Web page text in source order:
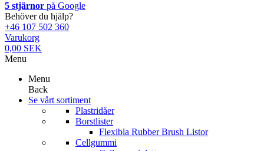
5 stjärnor på Google
Behöver du hjälp?
+46 107 502 360
Varukorg
0,00 SEK
Menu
Menu
Back
Se vårt sortiment
Plastridåer
Borstlister
Flexibla Rubber Brush Listor
Cellgummi